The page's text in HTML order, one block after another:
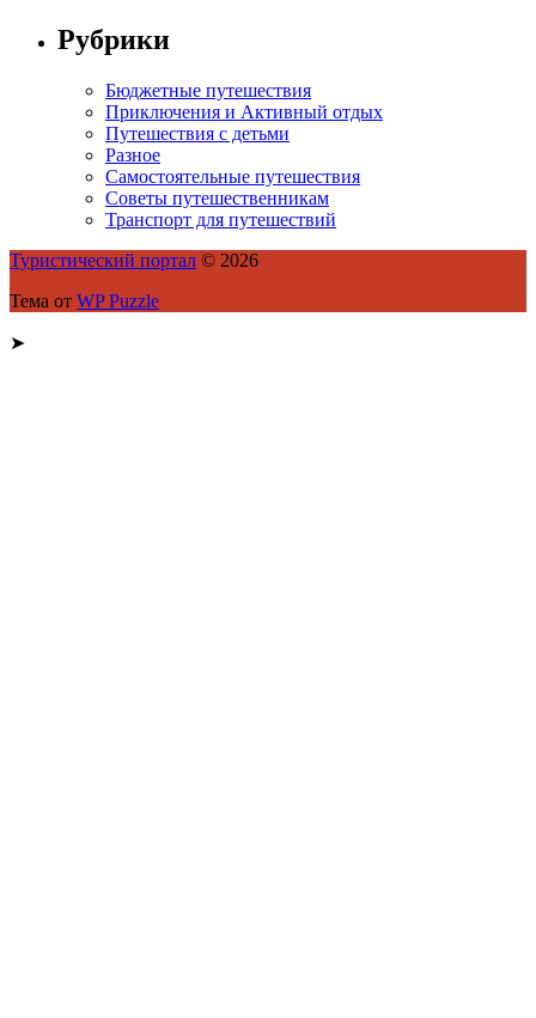
Рубрики
Бюджетные путешествия
Приключения и Активный отдых
Путешествия с детьми
Разное
Самостоятельные путешествия
Советы путешественникам
Транспорт для путешествий
Туристический портал © 2026
Тема от WP Puzzle
➤